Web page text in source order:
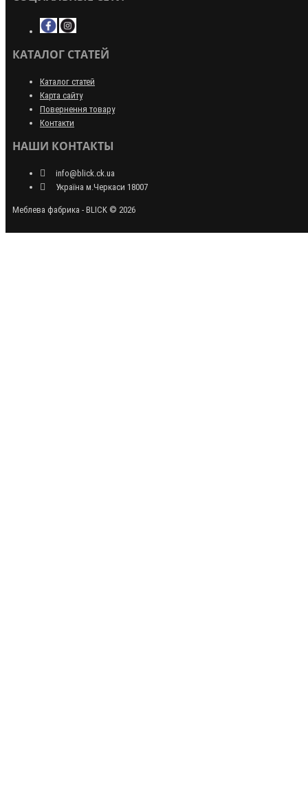
КАТАЛОГ СТАТЕЙ
Каталог статей
Карта сайту
Повернення товару
Контакти
НАШИ КОНТАКТЫ
info@blick.ck.ua
Україна м.Черкаси 18007
Меблева фабрика - BLICK © 2026